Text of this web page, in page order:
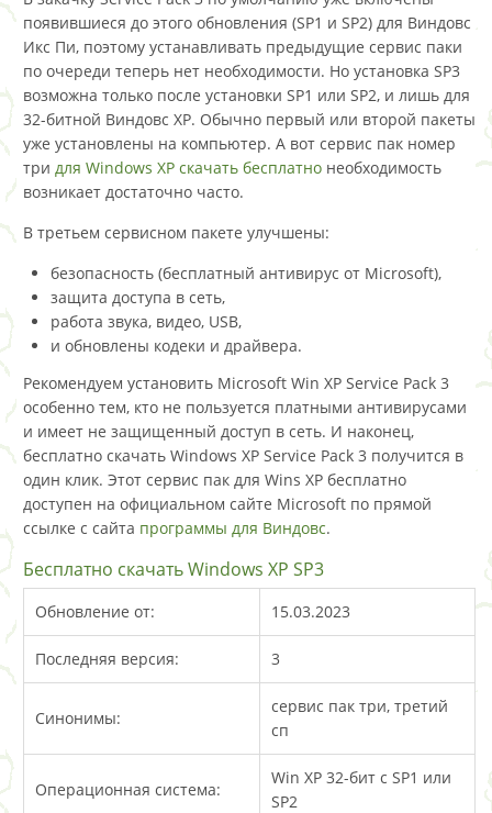
появившиеся до этого обновления (SP1 и SP2) для Виндовс
Икс Пи, поэтому устанавливать предыдущие сервис паки
по очереди теперь нет необходимости. Но установка SP3
возможна только после установки SP1 или SP2, и лишь для
32-битной Виндовс XP. Обычно первый или второй пакеты
уже установлены на компьютер. А вот сервис пак номер
три для Windows XP скачать бесплатно необходимость
возникает достаточно часто.
В третьем сервисном пакете улучшены:
безопасность (бесплатный антивирус от Microsoft),
защита доступа в сеть,
работа звука, видео, USB,
и обновлены кодеки и драйвера.
Рекомендуем установить Microsoft Win XP Service Pack 3
особенно тем, кто не пользуется платными антивирусами
и имеет не защищенный доступ в сеть. И наконец,
бесплатно скачать Windows XP Service Pack 3 получится в
один клик. Этот сервис пак для Wins XP бесплатно
доступен на официальном сайте Microsoft по прямой
ссылке с сайта программы для Виндовс.
Бесплатно скачать Windows XP SP3
Обновление от: 15.03.2023
Последняя версия: 3
Синонимы:
сервис пак три, третий
сп
Операционная система:
Win XP 32-бит с SP1 или
SP2